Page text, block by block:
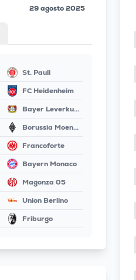
29 agosto 2025
St. Pauli
FC Heidenheim
Bayer Leverkusen
Borussia Moenchengladbach
Francoforte
Bayern Monaco
Magonza 05
Union Berlino
Friburgo